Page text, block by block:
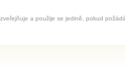
a použije se jedině, pokud